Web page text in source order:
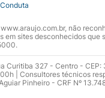
não
sites desconhecidos
Curitiba 327 - Centro -
| Consultores técnicos
Pinheiro - CRF Nº